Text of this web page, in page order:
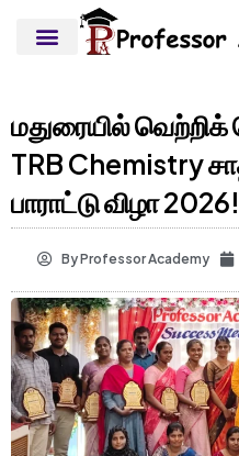
மதுரையில்
TRB Chemistry
பாராட்டு விழா 2026!
ByProfessor Academy